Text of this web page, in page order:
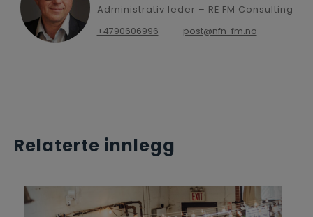
Administrativ leder – RE FM Consulting
+4790606996
post@nfn-fm.no
Relaterte innlegg